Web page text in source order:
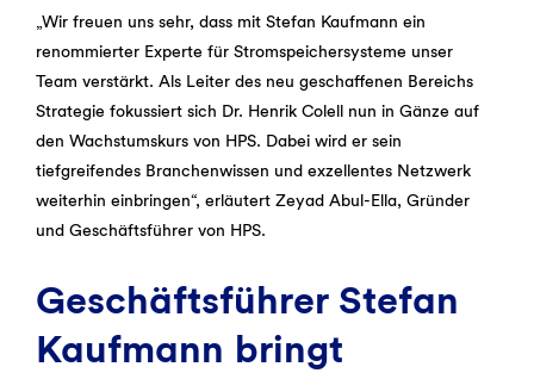
„Wir freuen uns sehr, dass mit Stefan Kaufmann ein
renommierter Experte für Stromspeichersysteme unser
Team verstärkt. Als Leiter des neu geschaffenen Bereichs
Strategie fokussiert sich Dr. Henrik Colell nun in Gänze auf
den Wachstumskurs von HPS. Dabei wird er sein
tiefgreifendes Branchenwissen und exzellentes Netzwerk
weiterhin einbringen“, erläutert Zeyad Abul-Ella, Gründer
und Geschäftsführer von HPS.
Geschäftsführer Stefan
Kaufmann bringt